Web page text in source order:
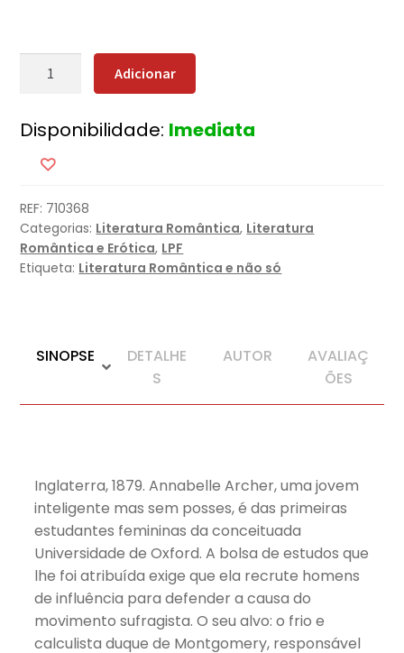
Quantidade
o
Duque
Adicionar
Disponibilidade: Imediata
REF: 710368
Categorias: Literatura Romântica, Literatura
Romântica e Erótica, LPF
Etiqueta: Literatura Romântica e não só
SINOPSE
DETALHE
S
AUTOR
AVALIAÇ
ÕES
Inglaterra, 1879. Annabelle Archer, uma jovem
inteligente mas sem posses, é das primeiras
estudantes femininas da conceituada
Universidade de Oxford. A bolsa de estudos que
lhe foi atribuída exige que ela recrute homens
de influência para defender a causa do
movimento sufragista. O seu alvo: o frio e
calculista duque de Montgomery, responsável